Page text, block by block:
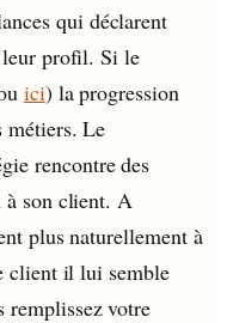
qui déclarent
leur profil. Si le
ici) la progression
métiers. Le
rencontre des
son client. A
plus naturellement à
client il lui semble
remplissez votre